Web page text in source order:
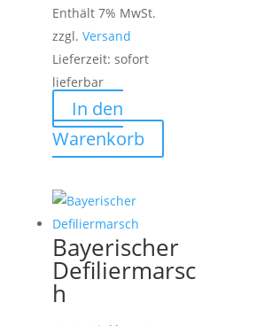
Enthält 7% MwSt.
zzgl. Versand
Lieferzeit: sofort
lieferbar
In den
Warenkorb
Bayerischer
Defiliermarsc
h